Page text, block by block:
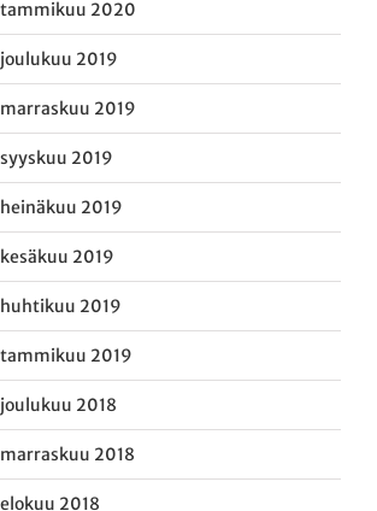
tammikuu 2020
joulukuu 2019
marraskuu 2019
syyskuu 2019
heinäkuu 2019
kesäkuu 2019
huhtikuu 2019
tammikuu 2019
joulukuu 2018
marraskuu 2018
elokuu 2018